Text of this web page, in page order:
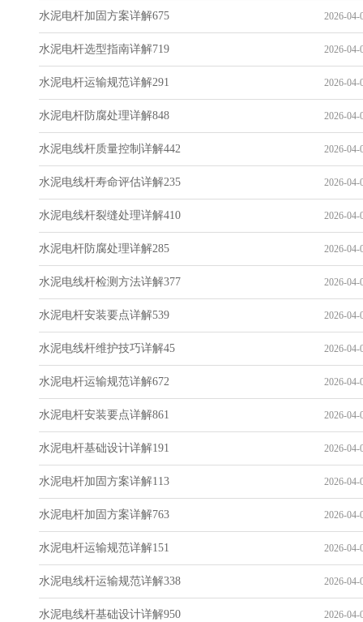
水泥电杆加固方案详解675 2026-04-
水泥电杆选型指南详解719 2026-04-
水泥电杆运输规范详解291 2026-04-
水泥电杆防腐处理详解848 2026-04-
水泥电线杆质量控制详解442 2026-04-
水泥电线杆寿命评估详解235 2026-04-
水泥电线杆裂缝处理详解410 2026-04-
水泥电杆防腐处理详解285 2026-04-
水泥电线杆检测方法详解377 2026-04-
水泥电杆安装要点详解539 2026-04-
水泥电线杆维护技巧详解45 2026-04-
水泥电杆运输规范详解672 2026-04-
水泥电杆安装要点详解861 2026-04-
水泥电杆基础设计详解191 2026-04-
水泥电杆加固方案详解113 2026-04-
水泥电杆加固方案详解763 2026-04-
水泥电杆运输规范详解151 2026-04-
水泥电线杆运输规范详解338 2026-04-
水泥电线杆基础设计详解950 2026-04-